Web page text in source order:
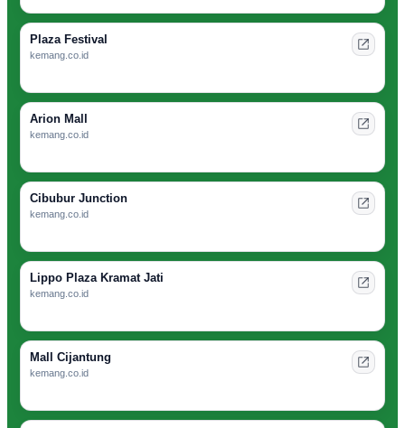
Plaza Festival
kemang.co.id
Arion Mall
kemang.co.id
Cibubur Junction
kemang.co.id
Lippo Plaza Kramat Jati
kemang.co.id
Mall Cijantung
kemang.co.id